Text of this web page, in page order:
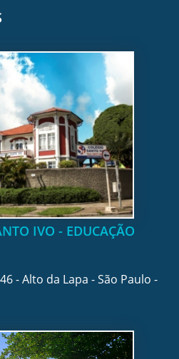
IVO - EDUCAÇÃO
- Alto da Lapa - São Paulo -